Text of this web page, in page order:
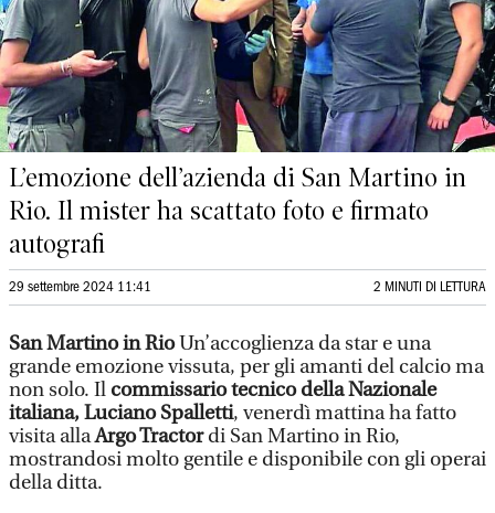
L’emozione dell’azienda di San Martino in
Rio. Il mister ha scattato foto e firmato
autografi
29 settembre 2024 11:41 2 MINUTI DI LETTURA
San Martino in RioUn’accoglienza da star e una
grande emozione vissuta, per gli amanti del calcio ma
non solo. Il commissario tecnico della Nazionale
italiana, Luciano Spalletti, venerdì mattina ha fatto
visita allaArgo Tractordi San Martino in Rio,
mostrandosi molto gentile e disponibile con gli operai
della ditta.